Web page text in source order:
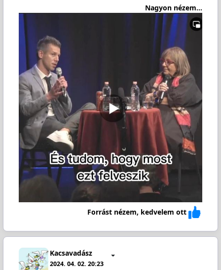
Nagyon nézem...
Forrást nézem, kedvelem ott
Kacsavadász
2024. 04. 02. 20:23